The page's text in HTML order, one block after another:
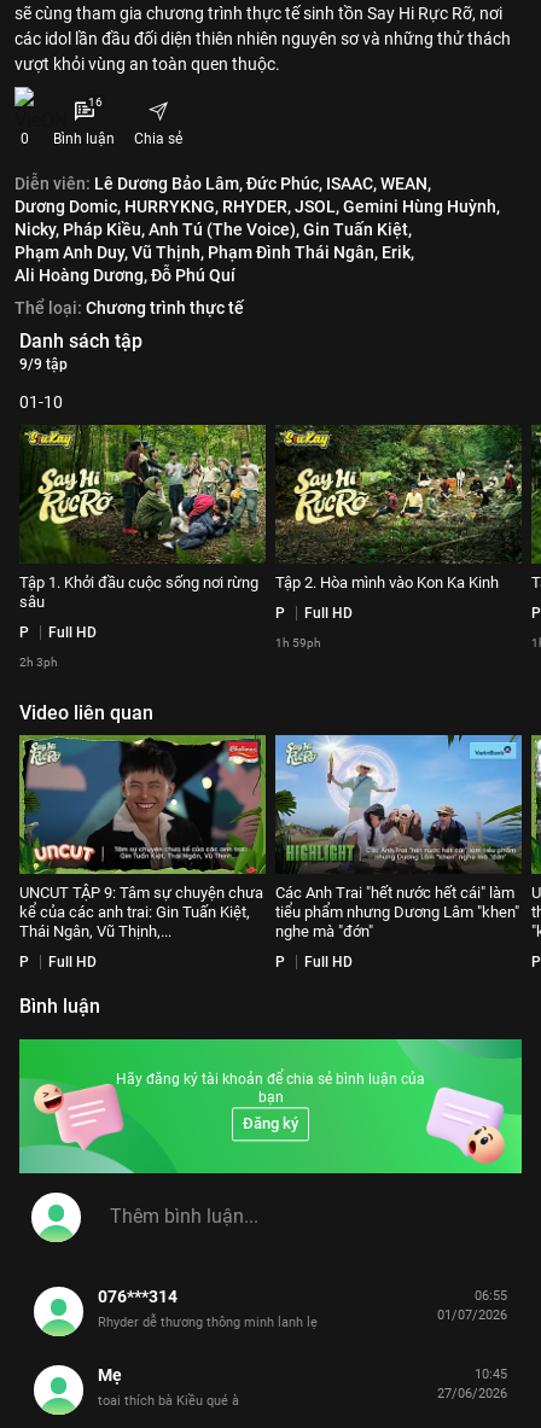
sẽ cùng tham gia chương trình thực tế sinh tồn Say Hi Rực Rỡ, nơi
các idol lần đầu đối diện thiên nhiên nguyên sơ và những thử thách
vượt khỏi vùng an toàn quen thuộc.
0
16
Bình luận Chia sẻ
Diễn viên: Lê Dương Bảo Lâm,Đức Phúc, ISAAC,WEAN,
Dương Domic, HURRYKNG, RHYDER,JSOL,Gemini Hùng Huỳnh,
Nicky, Pháp Kiều,Anh Tú (The Voice),Gin Tuấn Kiệt,
Phạm Anh Duy,Vũ Thịnh, Phạm Đình Thái Ngân, Erik,
Ali Hoàng Dương,Đỗ Phú Quí
Thể loại: Chương trình thực tế
Danh sách tập
9/9 tập
01-10
Tập 1. Khởi đầu cuộc sống nơi rừng
sâu
P Full HD
2h 3ph
Tập 2. Hòa mình vào Kon Ka Kinh
P Full HD
1h 59ph
P
Video liên quan
UNCUT TẬP 9: Tâm sự chuyện chưa
kể của các anh trai: Gin Tuấn Kiệt,
Thái Ngân, Vũ Thịnh,...
P Full HD
Các Anh Trai "hết nước hết cái" làm
tiểu phẩm nhưng Dương Lâm "khen"
nghe mà "đớn"
P Full HD P
Bình luận
Hãy đăng ký tài khoản để chia sẻ bình luận của
bạn
Đăng ký
076***314
Rhyder dễ thương thông minh lanh lẹ
06:55
01/07/2026
Mẹ
toai thích bà Kiều qué à
10:45
27/06/2026